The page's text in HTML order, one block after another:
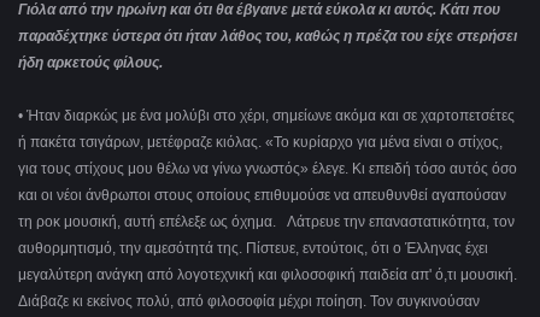
Γιόλα από την ηρωίνη και ότι θα έβγαινε μετά εύκολα κι αυτός. Κάτι που
παραδέχτηκε ύστερα ότι ήταν λάθος του, καθώς η πρέζα του είχε στερήσει
ήδη αρκετούς φίλους.
• Ήταν διαρκώς με ένα μολύβι στο χέρι, σημείωνε ακόμα και σε χαρτοπετσέτες
ή πακέτα τσιγάρων, μετέφραζε κιόλας. «Το κυρίαρχο για μένα είναι ο στίχος,
για τους στίχους μου θέλω να γίνω γνωστός» έλεγε. Κι επειδή τόσο αυτός όσο
και οι νέοι άνθρωποι στους οποίους επιθυμούσε να απευθυνθεί αγαπούσαν
τη ροκ μουσική, αυτή επέλεξε ως όχημα. Λάτρευε την επαναστατικότητα, τον
αυθορμητισμό, την αμεσότητά της. Πίστευε, εντούτοις, ότι ο Έλληνας έχει
μεγαλύτερη ανάγκη από λογοτεχνική και φιλοσοφική παιδεία απ' ό,τι μουσική.
Διάβαζε κι εκείνος πολύ, από φιλοσοφία μέχρι ποίηση. Τον συγκινούσαν